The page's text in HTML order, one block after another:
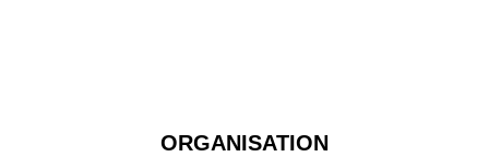
ORGANISATION